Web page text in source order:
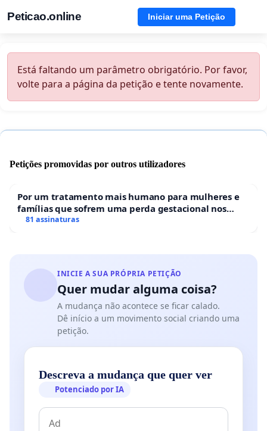
Peticao.online Iniciar uma Petição
Está faltando um parâmetro obrigatório. Por favor,
volte para a página da petição e tente novamente.
Petições promovidas por outros utilizadores
Por um tratamento mais humano para mulheres e
famílias que sofrem uma perda gestacional nos
hospitais portugueses
81 assinaturas
INICIE A SUA PRÓPRIA PETIÇÃO
Quer mudar alguma coisa?
A mudança não acontece se ficar calado.
Dê início a um movimento social criando uma
petição.
Descreva a mudança que quer ver
Potenciado por IA